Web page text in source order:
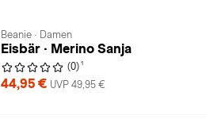
Beanie · Damen
Eisbär · Merino Sanja
(0) 1
44,95 € UVP 49,95 €